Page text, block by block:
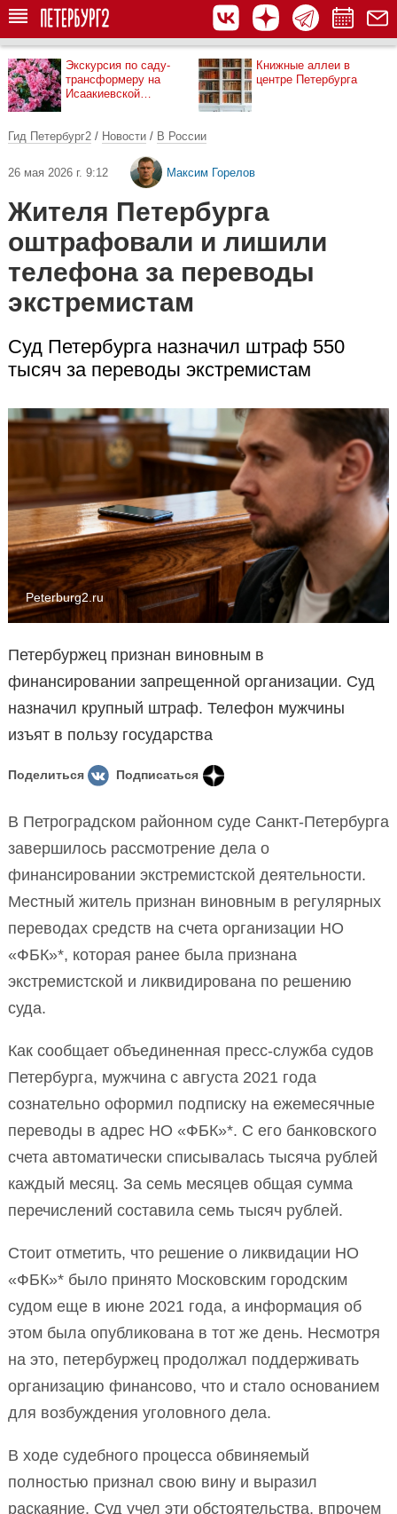
Экскурсия по саду-
трансформеру на
Исаакиевской
Книжные аллеи в
центре Петербурга
Гид Петербург2 / Новости / В России
26 мая 2026 г. 9:12 Максим Горелов
Жителя Петербурга
оштрафовали и лишили
телефона за переводы
экстремистам
Суд Петербурга назначил штраф 550
тысяч за переводы экстремистам
Peterburg2.ru
Петербуржец признан виновным в
финансировании запрещенной организации. Суд
назначил крупный штраф. Телефон мужчины
изъят в пользу государства
Поделиться Подписаться
В Петроградском районном суде Санкт-Петербурга
завершилось рассмотрение дела о
финансировании экстремистской деятельности.
Местный житель признан виновным в регулярных
переводах средств на счета организации НО
«ФБК»*, которая ранее была признана
экстремистской и ликвидирована по решению
суда.
Как сообщает объединенная пресс-служба судов
Петербурга, мужчина с августа 2021 года
сознательно оформил подписку на ежемесячные
переводы в адрес НО «ФБК»*. С его банковского
счета автоматически списывалась тысяча рублей
каждый месяц. За семь месяцев общая сумма
перечислений составила семь тысяч рублей.
Стоит отметить, что решение о ликвидации НО
«ФБК»* было принято Московским городским
судом еще в июне 2021 года, а информация об
этом была опубликована в тот же день. Несмотря
на это, петербуржец продолжал поддерживать
организацию финансово, что и стало основанием
для возбуждения уголовного дела.
В ходе судебного процесса обвиняемый
полностью признал свою вину и выразил
раскаяние. Суд учел эти обстоятельства, впрочем